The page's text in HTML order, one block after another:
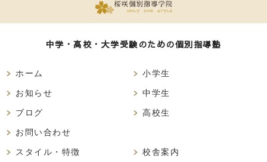
中学・高校・大学受験のための個別指導塾
ホーム
お知らせ
ブログ
お問い合わせ
小学生
中学生
高校生
スタイル・特徴 校舎案内